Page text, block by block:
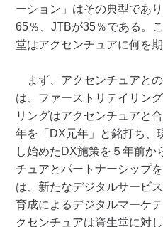
ーション」はその典型であ
65％、JTBが35％である。
堂はアクセンチュアに何を
まず、アクセンチュアと
は、ファーストリテイリン
リングはアクセンチュアと
年を「DX元年」と銘打ち、
し始めたDX施策を５年前か
チュアとパートナーシップ
は、新たなデジタルサービ
育成によるデジタルマーケ
クセンチュアは資生堂に対